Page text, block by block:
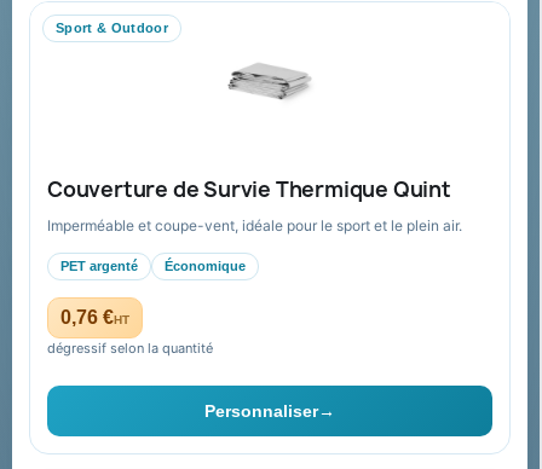
Sport & Outdoor
Couverture de Survie Thermique Quint
Imperméable et coupe-vent, idéale pour le sport et le plein air.
PET argenté Économique
0,76 €HT
dégressif selon la quantité
Personnaliser→
Nous contacter
FAQ sur Promenoch Goodies Pub France
Conditions de retour
Paiement sécurisé
Plan du site
Contact & devis
06 09 53 17 41